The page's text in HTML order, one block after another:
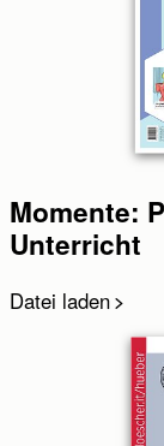
Momente:
Unterricht
Datei laden